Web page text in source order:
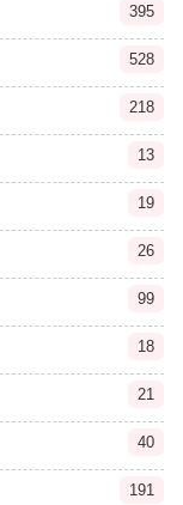
395
528
218
13
19
26
99
18
21
40
191